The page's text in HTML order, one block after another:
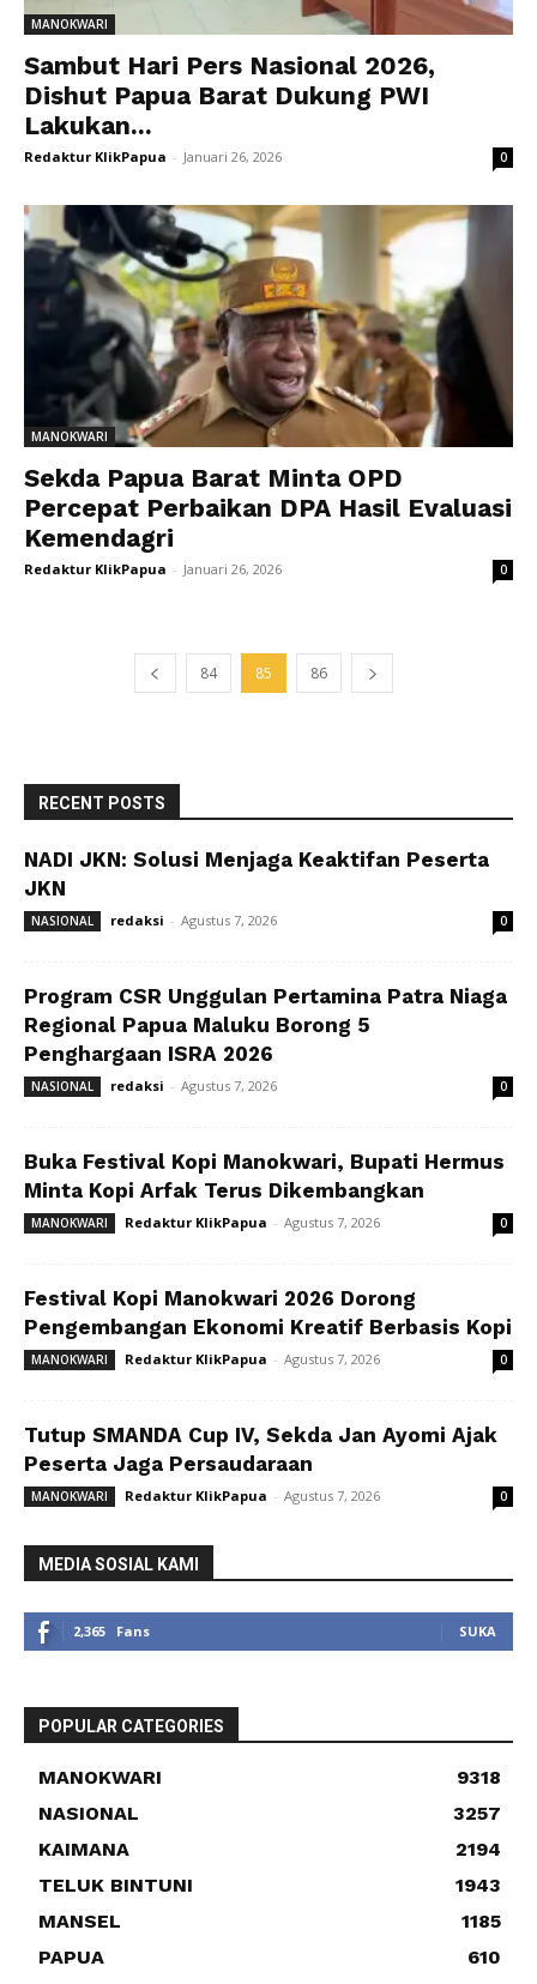
MANOKWARI
Sambut Hari Pers Nasional 2026,
Dishut Papua Barat Dukung PWI
Lakukan...
Redaktur KlikPapua - Januari 26, 2026 0
MANOKWARI
Sekda Papua Barat Minta OPD
Percepat Perbaikan DPA Hasil Evaluasi
Kemendagri
Redaktur KlikPapua - Januari 26, 2026 0
84 85 86
RECENT POSTS
NADI JKN: Solusi Menjaga Keaktifan Peserta
JKN
NASIONAL redaksi - Agustus 7, 2026 0
Program CSR Unggulan Pertamina Patra Niaga
Regional Papua Maluku Borong 5
Penghargaan ISRA 2026
NASIONAL redaksi - Agustus 7, 2026 0
Buka Festival Kopi Manokwari, Bupati Hermus
Minta Kopi Arfak Terus Dikembangkan
MANOKWARI Redaktur KlikPapua - Agustus 7, 2026 0
Festival Kopi Manokwari 2026 Dorong
Pengembangan Ekonomi Kreatif Berbasis Kopi
MANOKWARI Redaktur KlikPapua - Agustus 7, 2026 0
Tutup SMANDA Cup IV, Sekda Jan Ayomi Ajak
Peserta Jaga Persaudaraan
MANOKWARI Redaktur KlikPapua - Agustus 7, 2026 0
MEDIA SOSIAL KAMI
2,365 Fans SUKA
POPULAR CATEGORIES
MANOKWARI
9318
NASIONAL
3257
KAIMANA
2194
TELUK BINTUNI
1943
MANSEL
1185
PAPUA
610